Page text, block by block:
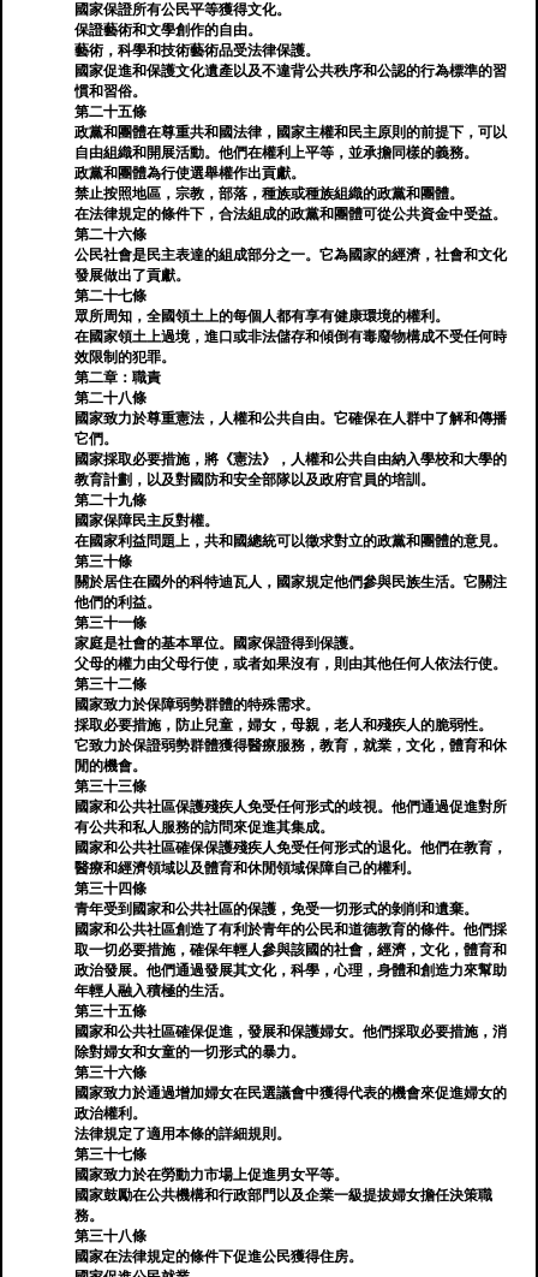
國家保證所有公民平等獲得文化。
保證藝術和文學創作的自由。
藝術，科學和技術藝術品受法律保護。
國家促進和保護文化遺產以及不違背公共秩序和公認的行為標準的習
慣和習俗。
第二十五條
政黨和團體在尊重共和國法律，國家主權和民主原則的前提下，可以
自由組織和開展活動。他們在權利上平等，並承擔同樣的義務。
政黨和團體為行使選舉權作出貢獻。
禁止按照地區，宗教，部落，種族或種族組織的政黨和團體。
在法律規定的條件下，合法組成的政黨和團體可從公共資金中受益。
第二十六條
公民社會是民主表達的組成部分之一。它為國家的經濟，社會和文化
發展做出了貢獻。
第二十七條
眾所周知，全國領土上的每個人都有享有健康環境的權利。
在國家領土上過境，進口或非法儲存和傾倒有毒廢物構成不受任何時
效限制的犯罪。
第二章：職責
第二十八條
國家致力於尊重憲法，人權和公共自由。它確保在人群中了解和傳播
它們。
國家採取必要措施，將《憲法》，人權和公共自由納入學校和大學的
教育計劃，以及對國防和安全部隊以及政府官員的培訓。
第二十九條
國家保障民主反對權。
在國家利益問題上，共和國總統可以徵求對立的政黨和團體的意見。
第三十條
關於居住在國外的科特迪瓦人，國家規定他們參與民族生活。它關注
他們的利益。
第三十一條
家庭是社會的基本單位。國家保證得到保護。
父母的權力由父母行使，或者如果沒有，則由其他任何人依法行使。
第三十二條
國家致力於保障弱勢群體的特殊需求。
採取必要措施，防止兒童，婦女，母親，老人和殘疾人的脆弱性。
它致力於保證弱勢群體獲得醫療服務，教育，就業，文化，體育和休
閒的機會。
第三十三條
國家和公共社區保護殘疾人免受任何形式的歧視。他們通過促進對所
有公共和私人服務的訪問來促進其集成。
國家和公共社區確保保護殘疾人免受任何形式的退化。他們在教育，
醫療和經濟領域以及體育和休閒領域保障自己的權利。
第三十四條
青年受到國家和公共社區的保護，免受一切形式的剝削和遺棄。
國家和公共社區創造了有利於青年的公民和道德教育的條件。他們採
取一切必要措施，確保年輕人參與該國的社會，經濟，文化，體育和
政治發展。他們通過發展其文化，科學，心理，身體和創造力來幫助
年輕人融入積極的生活。
第三十五條
國家和公共社區確保促進，發展和保護婦女。他們採取必要措施，消
除對婦女和女童的一切形式的暴力。
第三十六條
國家致力於通過增加婦女在民選議會中獲得代表的機會來促進婦女的
政治權利。
法律規定了適用本條的詳細規則。
第三十七條
國家致力於在勞動力市場上促進男女平等。
國家鼓勵在公共機構和行政部門以及企業一級提拔婦女擔任決策職
務。
第三十八條
國家在法律規定的條件下促進公民獲得住房。